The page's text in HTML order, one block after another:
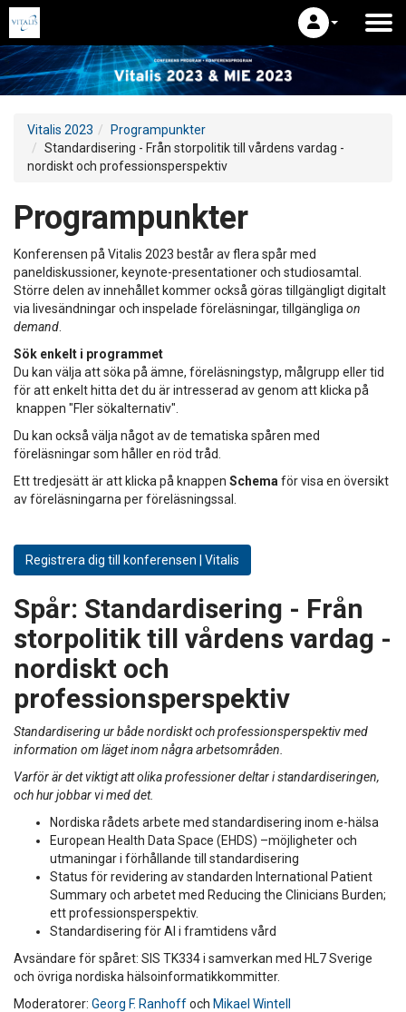
Vitalis 2023
Programpunkter
Standardisering - Från storpolitik till vårdens vardag -
nordiskt och professionsperspektiv
Programpunkter
Konferensen på Vitalis 2023 består av flera spår med
paneldiskussioner, keynote-presentationer och studiosamtal.
Större delen av innehållet kommer också göras tillgängligt digitalt
via livesändningar och inspelade föreläsningar, tillgängliga on
demand
Sök enkelt i programmet
Du kan välja att söka på ämne, föreläsningstyp, målgrupp eller tid
för att enkelt hitta det du är intresserad av genom att klicka på
knappen "Fler sökalternativ".
Du kan också välja något av de tematiska spåren med
föreläsningar som håller en röd tråd.
Ett tredjesätt är att klicka på knappen Schema för visa en översikt
av föreläsningarna per föreläsningssal.
Registrera dig till konferensen | Vitalis
Spår: Standardisering - Från
storpolitik till vårdens vardag -
nordiskt och
professionsperspektiv
Standardisering ur både nordiskt och professionsperspektiv med
information om läget inom några arbetsområden.
Varför är det viktigt att olika professioner deltar i standardiseringen,
och hur jobbar vi med det.
Nordiska rådets arbete med standardisering inom e-hälsa
European Health Data Space (EHDS) –möjligheter och
utmaningar i förhållande till standardisering
Status för revidering av standarden International Patient
Summary och arbetet med Reducing the Clinicians Burden;
ett professionsperspektiv.
Standardisering för AI i framtidens vård
Avsändare för spåret: SIS TK334 i samverkan med HL7 Sverige
och övriga nordiska hälsoinformatikkommitter.
Moderatorer: Georg F. Ranhoffoch Mikael Wintell